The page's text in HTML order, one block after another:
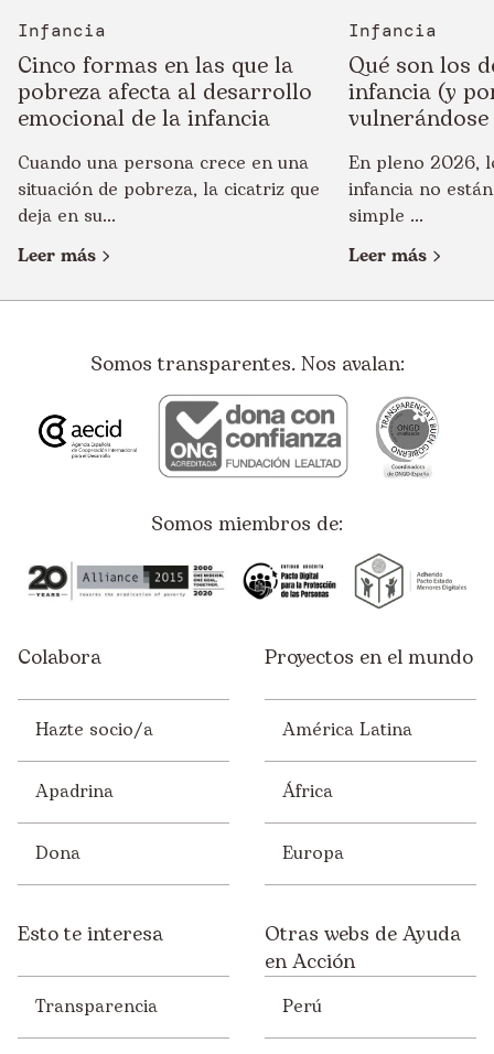
Infancia
Cinco formas en las que la
pobreza afecta al desarrollo
emocional de la infancia
Cuando una persona crece en una
situación de pobreza, la cicatriz que
deja en su...
Leer más
Infancia
Qué son los
infancia (y
En pleno 2026,
infancia no
simple ...
Leer más
Somos transparentes. Nos avalan:
Somos miembros de:
Colabora
Hazte socio/a
Apadrina
Dona
Proyectos en el mundo
América Latina
África
Europa
Esto te interesa
Transparencia
Otras webs de Ayuda
en Acción
Perú